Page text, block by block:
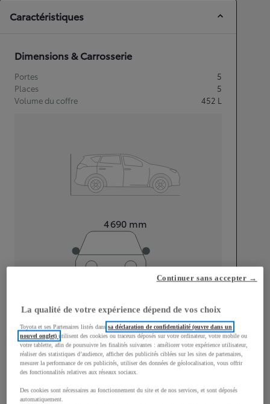
Caractéristiques
Dimensions & Carrosserie
Portes
5
Places
5
Volume du coffre
452 L
4 690 mm
1 860mm
Consommation mixte
Émissions CO2 0 g/km
La qualité de votre expérience dépend de vos choix
Toyota et ses Partenaires listés danssa déclaration de confidentialité (ouvre dans un
nouvel onglet)utilisent des cookies ou traceurs déposés sur votre ordinateur, votre mobile ou
votre tablette, afin de poursuivre les finalités suivantes : améliorer votre expérience utilisateur,
réaliser des statistiques d’audience, afficher des publicités ciblées sur les sites de partenaires,
mesurer la performance de ces publicités, utiliser des données de géolocalisation, vous offrir
des fonctionnalités relatives aux réseaux sociaux.
Des cookies sont nécessaires au fonctionnement du site et de nos services, et sont déposés
automatiquement.
Continuer sans accepter →